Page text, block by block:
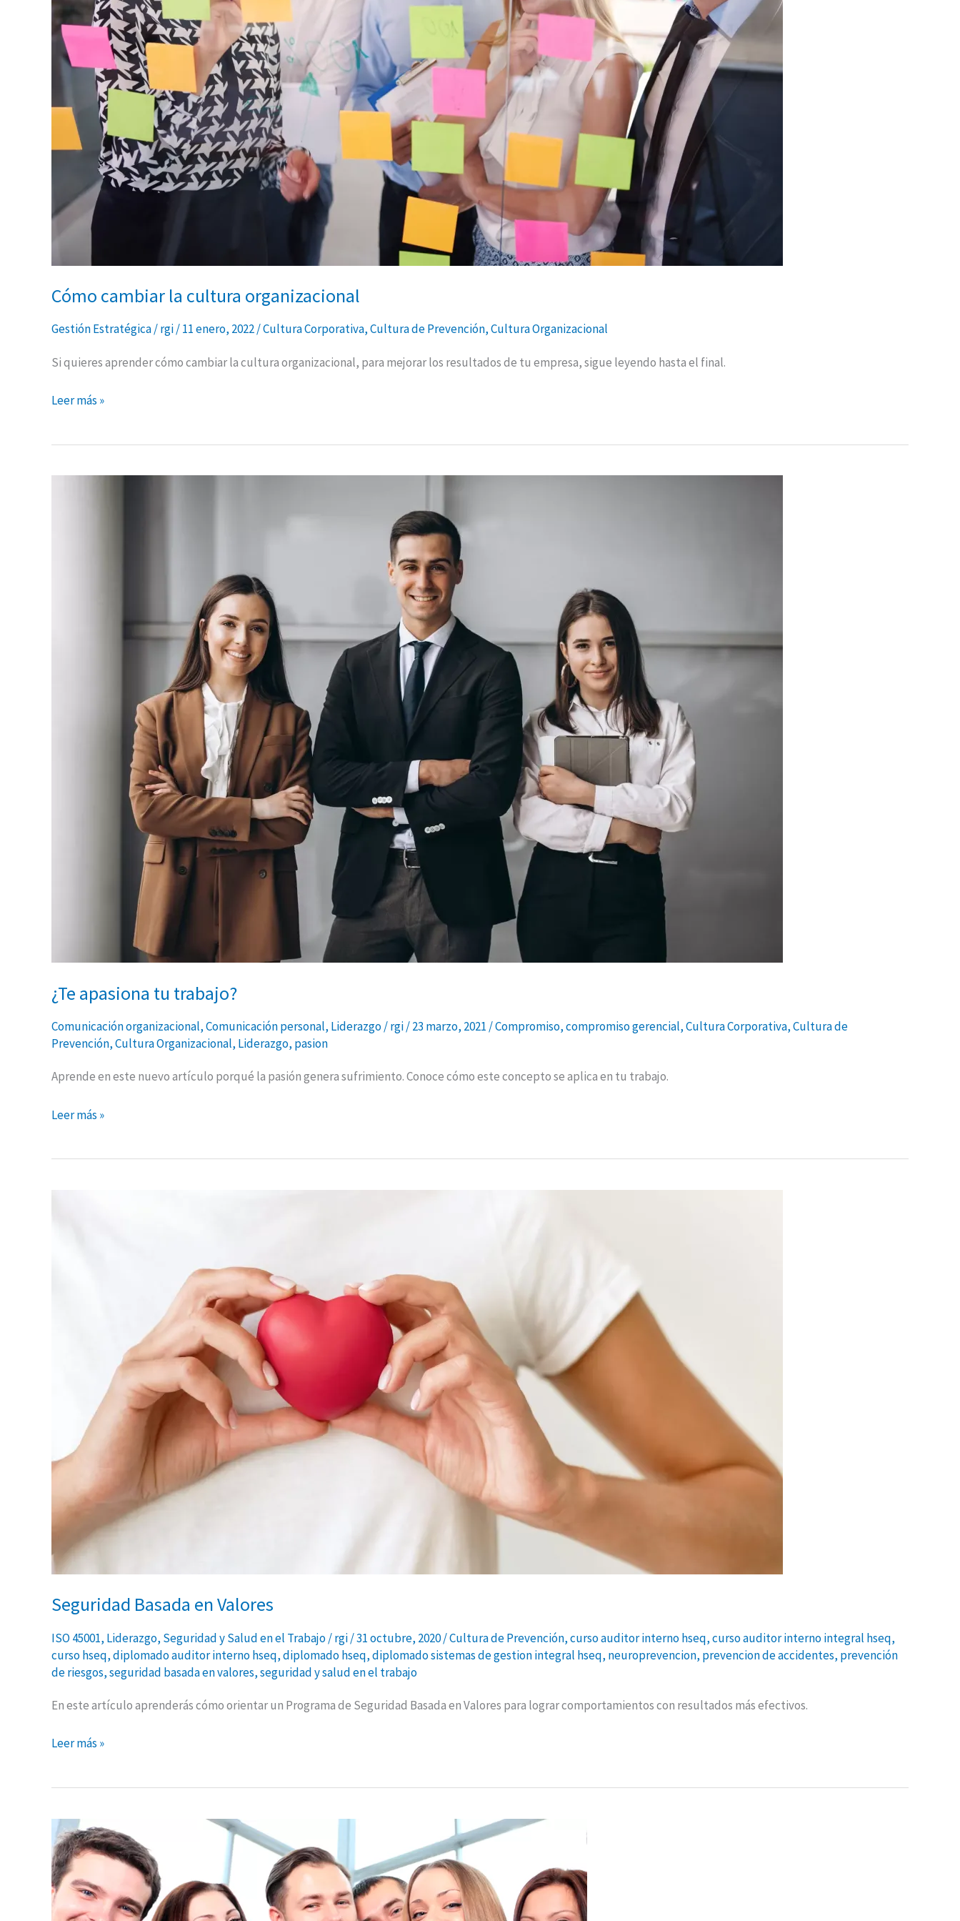
Cómo cambiar la cultura organizacional
Gestión Estratégica/rgi/11 enero, 2022/Cultura Corporativa,Cultura de Prevención,Cultura Organizacional
Si quieres aprender cómo cambiar la cultura organizacional, para mejorar los resultados de tu empresa, sigue leyendo hasta el final.
Leer más »
¿Te apasiona tu trabajo?
Comunicación organizacional,Comunicación personal, Liderazgo/rgi/23 marzo, 2021 /Compromiso,compromiso gerencial,Cultura Corporativa,Cultura de
Prevención,Cultura Organizacional, Liderazgo, pasion
Aprende en este nuevo artículo porqué la pasión genera sufrimiento. Conoce cómo este concepto se aplica en tu trabajo.
Leer más »
Seguridad Basada en Valores
ISO 45001, Liderazgo, Seguridad y Salud en el Trabajo/rgi/31 octubre, 2020/Cultura de Prevención,curso auditor interno hseq,curso auditor interno integral hseq,
curso hseq,diplomado auditor interno hseq,diplomado hseq,diplomado sistemas de gestion integral hseq, neuroprevencion, prevencion de accidentes, prevención
de riesgos,seguridad basada en valores,seguridad y salud en el trabajo
En este artículo aprenderás cómo orientar un Programa de Seguridad Basada en Valores para lograr comportamientos con resultados más efectivos.
Leer más »
claves
para
lograr
una